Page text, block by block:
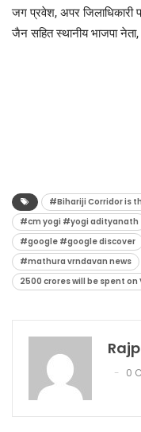
जग प्रवेश, अपर
जैन सहित स्थानीय भाजपा नेता,
#Bihariji Corridor is
#cm yogi #yogi adityanath
#google #google discover
#mathura vrndavan news
2500 crores will be spent
0